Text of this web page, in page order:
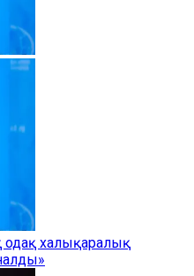
халықаралық